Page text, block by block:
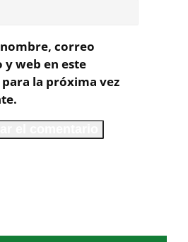
correo
web en este
la próxima vez